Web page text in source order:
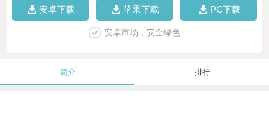
安卓下载 苹果下载 PC下载
安卓市场，安全绿色
简介 排行